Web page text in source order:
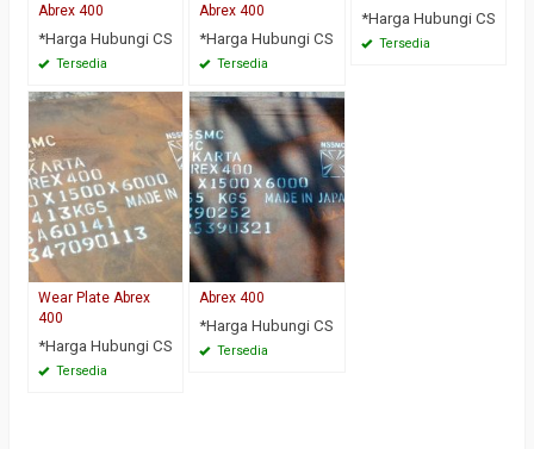
Abrex 400
*Harga Hubungi CS
Tersedia
Abrex 400
*Harga Hubungi CS
Tersedia
*Harga Hubungi CS
Tersedia
Wear Plate Abrex
400
*Harga Hubungi CS
Tersedia
Abrex 400
*Harga Hubungi CS
Tersedia